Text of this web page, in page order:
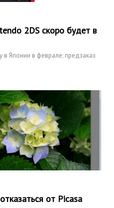
2DS скоро будет в
в Японии в феврале; предзаказ
от Picasa